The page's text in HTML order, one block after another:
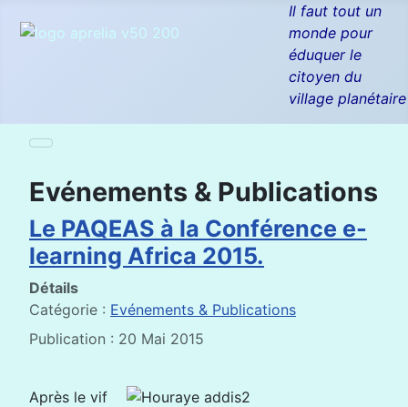
Il faut tout un
monde pour
éduquer le
citoyen du
village planétaire
Evénements & Publications
Le PAQEAS à la Conférence e-
learning Africa 2015.
Détails
Catégorie : Evénements & Publications
Publication : 20 Mai 2015
Après le vif